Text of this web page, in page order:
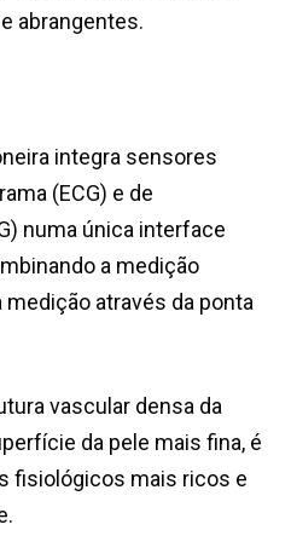
abrangentes.
integra sensores
(ECG) e de
numa única interface
a medição
através da ponta
vascular densa da
da pele mais fina, é
fisiológicos mais ricos e